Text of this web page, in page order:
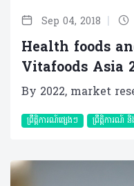
Sep 04, 2018 |
Health foods
Vitafoods Asia
ព្រឹត្តិការណ៍ផ្សេងៗ ព្រឹត្តិការណ៍